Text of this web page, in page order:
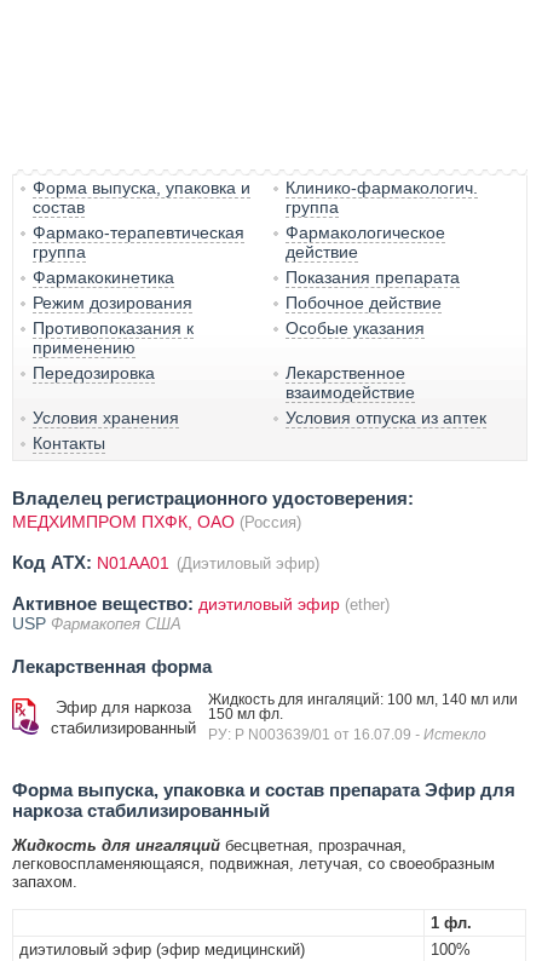
Форма выпуска, упаковка и
состав
Клинико-фармакологич.
группа
Фармако-терапевтическая
группа
Фармакологическое
действие
Фармакокинетика
Показания препарата
Режим дозирования
Побочное действие
Противопоказания к
применению
Особые указания
Передозировка
Лекарственное
взаимодействие
Условия хранения
Условия отпуска из аптек
Контакты
Владелец регистрационного удостоверения:
МЕДХИМПРОМ ПХФК, ОАО (Россия)
Код ATX: N01AA01 (Диэтиловый эфир)
Активное вещество: диэтиловый эфир (ether)
USP Фармакопея США
Лекарственная форма
Эфир для наркоза
стабилизированный
Жидкость для ингаляций: 100 мл, 140 мл или
150 мл фл.
РУ: Р N003639/01 от 16.07.09 - Истекло
Форма выпуска, упаковка и состав препарата Эфир для
наркоза стабилизированный
Жидкость для ингаляций бесцветная, прозрачная,
легковоспламеняющаяся, подвижная, летучая, со своеобразным
запахом.
1 фл.
диэтиловый эфир (эфир медицинский)
100%